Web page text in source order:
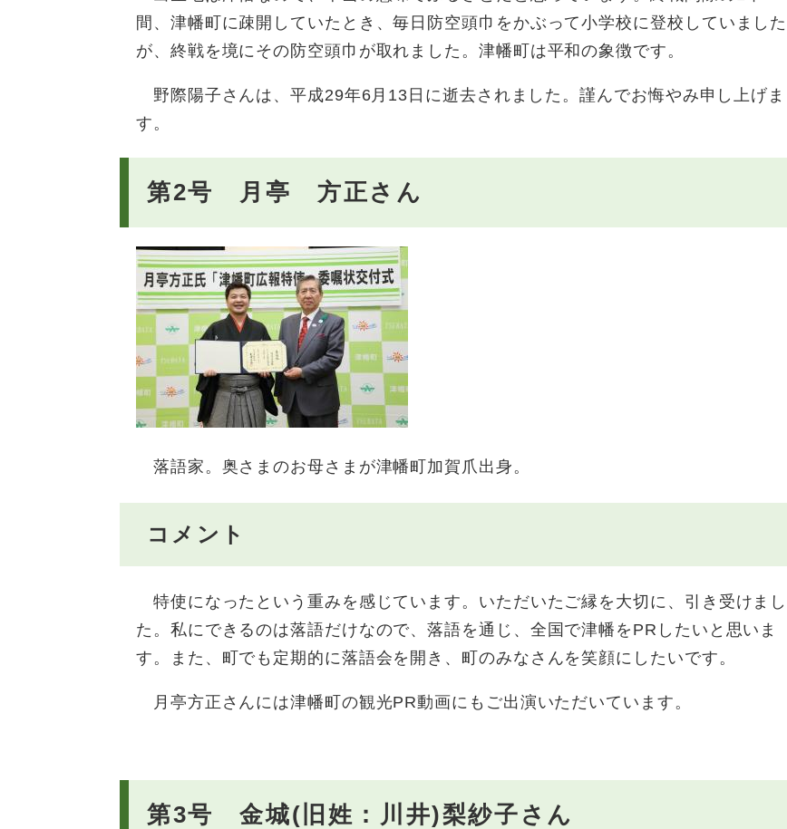
間、津幡町に疎開していたとき、毎日防空頭巾をかぶって小学校に登校していました
が、終戦を境にその防空頭巾が取れました。津幡町は平和の象徴です。
野際陽子さんは、平成29年6月13日に逝去されました。謹んでお悔やみ申し上げま
す。
第2号 月亭 方正さん
落語家。奥さまのお母さまが津幡町加賀爪出身。
コメント
特使になったという重みを感じています。いただいたご縁を大切に、引き受けまし
た。私にできるのは落語だけなので、落語を通じ、全国で津幡をPRしたいと思いま
す。また、町でも定期的に落語会を開き、町のみなさんを笑顔にしたいです。
月亭方正さんには津幡町の観光PR動画にもご出演いただいています。
第3号 金城(旧姓：川井)梨紗子さん